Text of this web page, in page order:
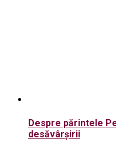
Despre părintele
desăvârșirii